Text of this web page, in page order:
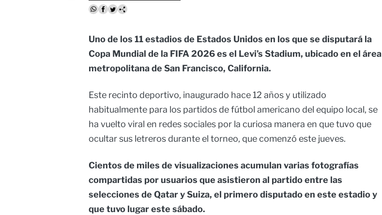
Uno de los 11 estadios de Estados Unidos en los que se disputará la
Copa Mundial de la FIFA 2026 es el Levi’s Stadium, ubicado en el área
metropolitana de San Francisco, California.
Este recinto deportivo, inaugurado hace 12 años y utilizado
habitualmente para los partidos de fútbol americano del equipo local, se
ha vuelto viral en redes sociales por la curiosa manera en que tuvo que
ocultar sus letreros durante el torneo, que comenzó este jueves.
Cientos de miles de visualizaciones acumulan varias fotografías
compartidas por usuarios que asistieron al partido entre las
selecciones de Qatar y Suiza, el primero disputado en este estadio y
que tuvo lugar este sábado.